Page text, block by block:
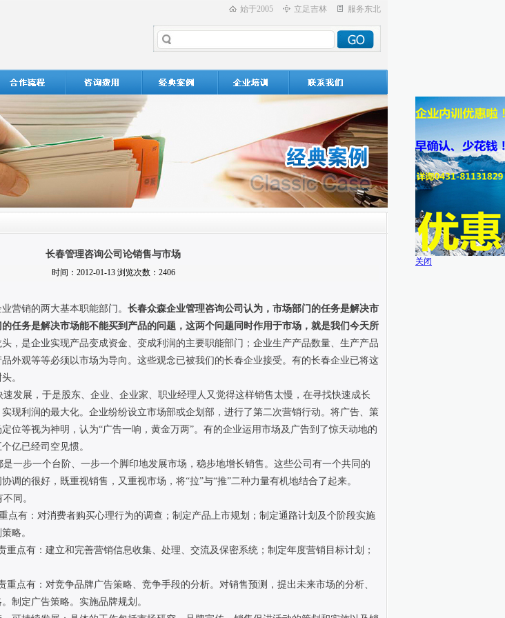
始于2005 立足吉林 服务东北
长春管理咨询公司论销售与市场
时间：2012-01-13 浏览次数：2406
营销的两大基本职能部门。 长春众森企业管理咨询公司认为，市场部门的任务是解决市
任务是解决市场能不能买到产品的问题，这两个问题同时作用于市场，就是我们今天所
，是企业实现产品变成资金、变成利润的主要职能部门；企业生产产品数量、生产产品
外观等等必须以市场为导向。这些观念已被我们的长春企业接受。有的长春企业已将这
。
发展，于是股东、企业、企业家、职业经理人又觉得这样销售太慢，在寻找快速成长
现利润的最大化。企业纷纷设立市场部或企划部，进行了第二次营销行动。将广告、策
位等视为神明，认为“广告一响，黄金万两”。有的企业运用市场及广告到了惊天动地的
亿已经司空见惯。
一步一个台阶、一步一个脚印地发展市场，稳步地增长销售。这些公司有一个共同的
调的很好，既重视销售，又重视市场，将“拉”与“推”二种力量有机地结合了起来。
同。
有：对消费者购买心理行为的调查；制定产品上市规划；制定通路计划及个阶段实施
略。
重点有：建立和完善营销信息收集、处理、交流及保密系统；制定年度营销目标计划；
重点有：对竞争品牌广告策略、竞争手段的分析。对销售预测，提出未来市场的分析、
制定广告策略。实施品牌规划。
关闭